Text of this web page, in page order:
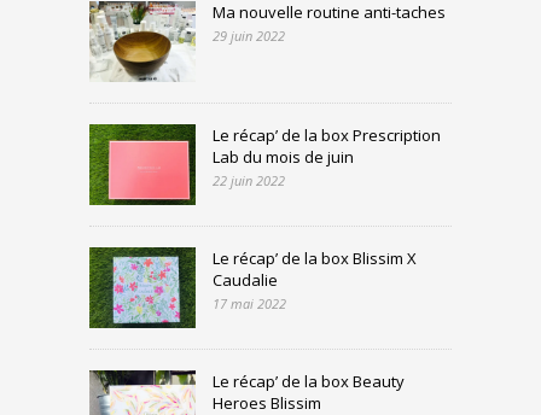
Ma nouvelle routine anti-taches
29 juin 2022
Le récap’ de la box Prescription
Lab du mois de juin
22 juin 2022
Le récap’ de la box Blissim X
Caudalie
17 mai 2022
Le récap’ de la box Beauty
Heroes Blissim